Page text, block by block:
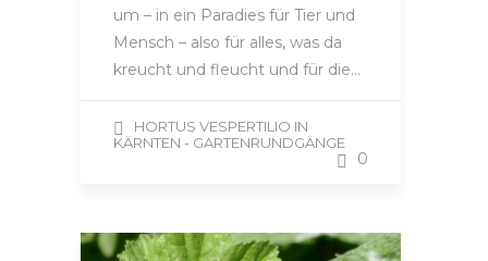
um – in ein Paradies für Tier und
Mensch – also für alles, was da
kreucht und fleucht und für die…
HORTUS VESPERTILIO IN
KÄRNTEN - GARTENRUNDGÄNGE
0